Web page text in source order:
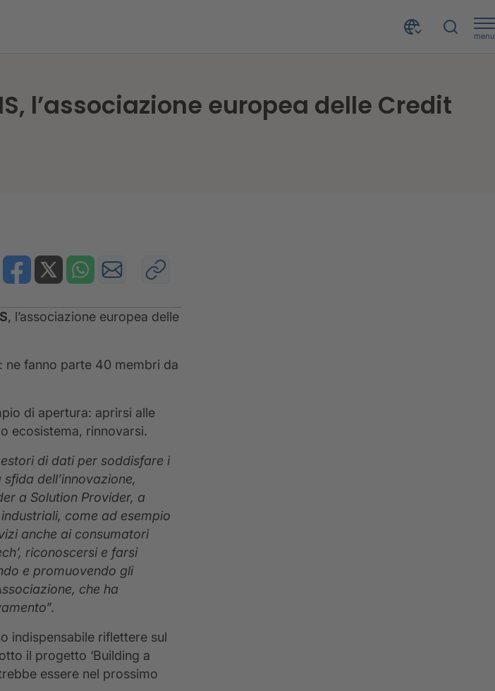
menu
l’associazione europea delle Credit
, l’associazione europea delle
ne fanno parte 40 membri da
di apertura: aprirsi alle
ecosistema, rinnovarsi.
di dati per soddisfare i
dell’innovazione,
a Solution Provider, a
come ad esempio
anche ai consumatori
riconoscersi e farsi
e promuovendo gli
che ha
”.
indispensabile riflettere sul
il progetto ‘Building a
essere nel prossimo